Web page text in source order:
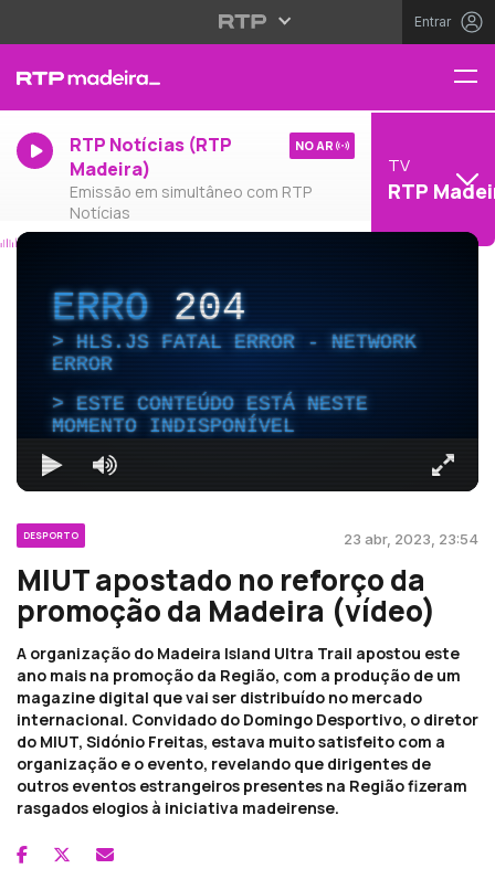
Entrar
RTP Notícias (RTP
Madeira)
Emissão em simultâneo com RTP
Notícias
NO AR
TV
RTP
ERRO204
HLS.JS FATAL ERROR - NETWORK
ERROR
ESTE CONTEÚDO ESTÁ NESTE
MOMENTO INDISPONÍVEL
DESPORTO 23 abr, 2023, 23:54
MIUT apostado no reforço da
promoção da Madeira (vídeo)
A organização do Madeira Island Ultra Trail apostou este
ano mais na promoção da Região, com a produção de um
magazine digital que vai ser distribuído no mercado
internacional. Convidado do Domingo Desportivo, o diretor
do MIUT, Sidónio Freitas, estava muito satisfeito com a
organização e o evento, revelando que dirigentes de
outros eventos estrangeiros presentes na Região fizeram
rasgados elogios à iniciativa madeirense.